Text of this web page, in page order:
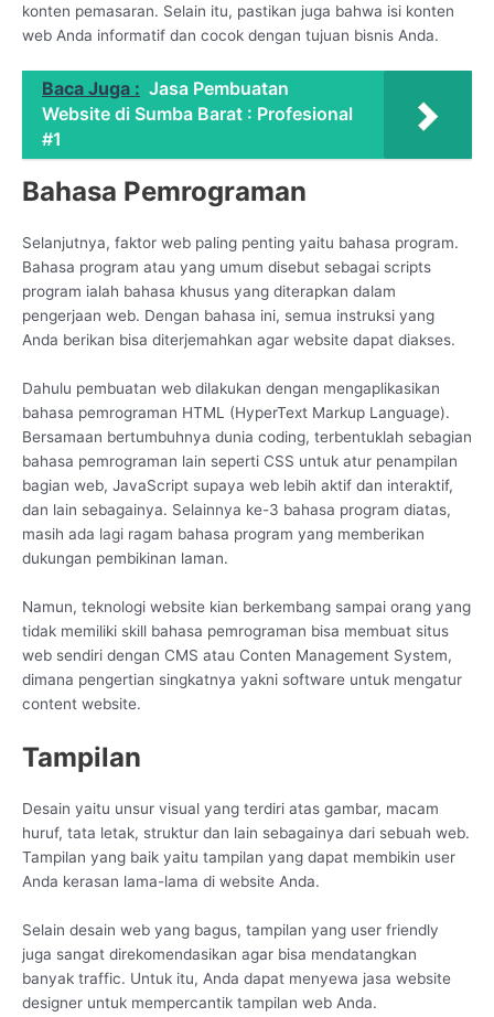
konten pemasaran. Selain itu, pastikan juga bahwa isi konten
web Anda informatif dan cocok dengan tujuan bisnis Anda.
Baca Juga : Jasa Pembuatan
Website di Sumba Barat : Profesional
#1
Bahasa Pemrograman
Selanjutnya, faktor web paling penting yaitu bahasa program.
Bahasa program atau yang umum disebut sebagai scripts
program ialah bahasa khusus yang diterapkan dalam
pengerjaan web. Dengan bahasa ini, semua instruksi yang
Anda berikan bisa diterjemahkan agar website dapat diakses.
Dahulu pembuatan web dilakukan dengan mengaplikasikan
bahasa pemrograman HTML (HyperText Markup Language).
Bersamaan bertumbuhnya dunia coding, terbentuklah sebagian
bahasa pemrograman lain seperti CSS untuk atur penampilan
bagian web, JavaScript supaya web lebih aktif dan interaktif,
dan lain sebagainya. Selainnya ke-3 bahasa program diatas,
masih ada lagi ragam bahasa program yang memberikan
dukungan pembikinan laman.
Namun, teknologi website kian berkembang sampai orang yang
tidak memiliki skill bahasa pemrograman bisa membuat situs
web sendiri dengan CMS atau Conten Management System,
dimana pengertian singkatnya yakni software untuk mengatur
content website.
Tampilan
Desain yaitu unsur visual yang terdiri atas gambar, macam
huruf, tata letak, struktur dan lain sebagainya dari sebuah web.
Tampilan yang baik yaitu tampilan yang dapat membikin user
Anda kerasan lama-lama di website Anda.
Selain desain web yang bagus, tampilan yang user friendly
juga sangat direkomendasikan agar bisa mendatangkan
banyak traffic. Untuk itu, Anda dapat menyewa jasa website
designer untuk mempercantik tampilan web Anda.